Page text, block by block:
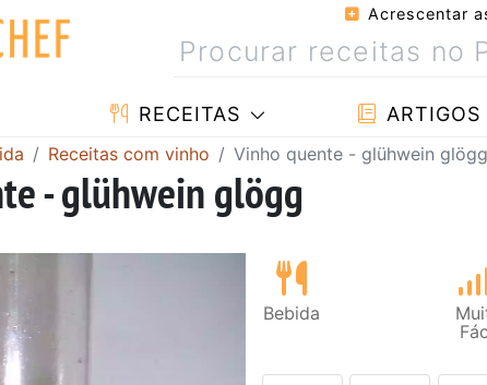
Acrescentar
RECEITAS ARTIGOS
Receitas com vinho Vinho quente - glühwein glögg
- glühwein glögg
Bebida